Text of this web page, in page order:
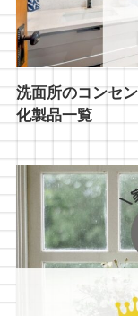
洗面所のコンセ
化製品一覧